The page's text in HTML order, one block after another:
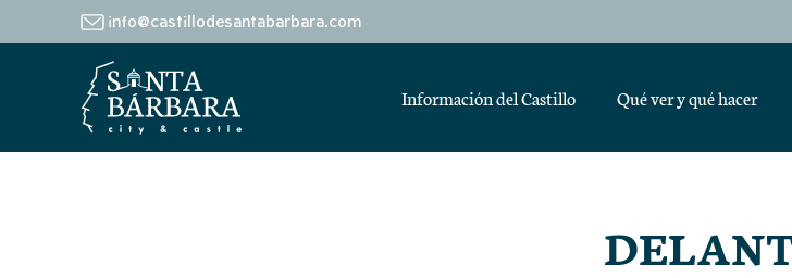
info@castillodesantabarbara.com
Información del Castillo Qué ver y qué hacer